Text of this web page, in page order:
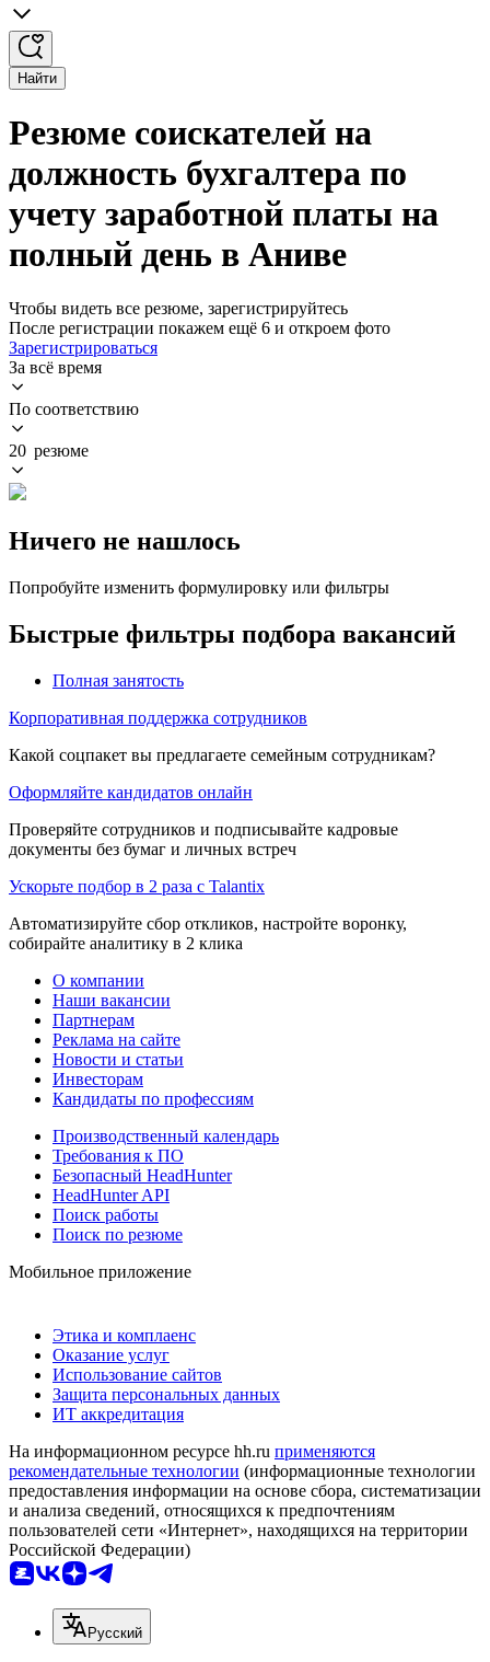
Найти
Резюме соискателей на
должность бухгалтера по
учету заработной платы на
полный день в Аниве
Чтобы видеть все резюме, зарегистрируйтесь
После регистрации покажем ещё 6 и откроем фото
Зарегистрироваться
За всё время
По соответствию
20 резюме
Ничего не нашлось
Попробуйте изменить формулировку или фильтры
Быстрые фильтры подбора вакансий
Полная занятость
Корпоративная поддержка сотрудников
Какой соцпакет вы предлагаете семейным сотрудникам?
Оформляйте кандидатов онлайн
Проверяйте сотрудников и подписывайте кадровые
документы без бумаг и личных встреч
Ускорьте подбор в 2 раза с Talantix
Автоматизируйте сбор откликов, настройте воронку,
собирайте аналитику в 2 клика
О компании
Наши вакансии
Партнерам
Реклама на сайте
Новости и статьи
Инвесторам
Кандидаты по профессиям
Производственный календарь
Требования к ПО
Безопасный HeadHunter
HeadHunter API
Поиск работы
Поиск по резюме
Мобильное приложение
Этика и комплаенс
Оказание услуг
Использование сайтов
Защита персональных данных
ИТ аккредитация
На информационном ресурсе hh.ru применяются
рекомендательные технологии (информационные технологии
предоставления информации на основе сбора, систематизации
и анализа сведений, относящихся к предпочтениям
пользователей сети «Интернет», находящихся на территории
Российской Федерации)
Русский